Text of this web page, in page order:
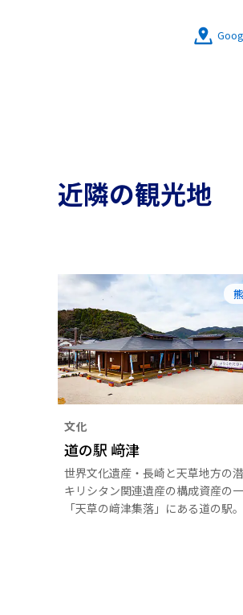
近隣の観光地
文化
道の駅 﨑津
世界文化遺産・長崎と天草地方の
キリシタン関連遺産の構成資産の
「天草の﨑津集落」にある道の駅